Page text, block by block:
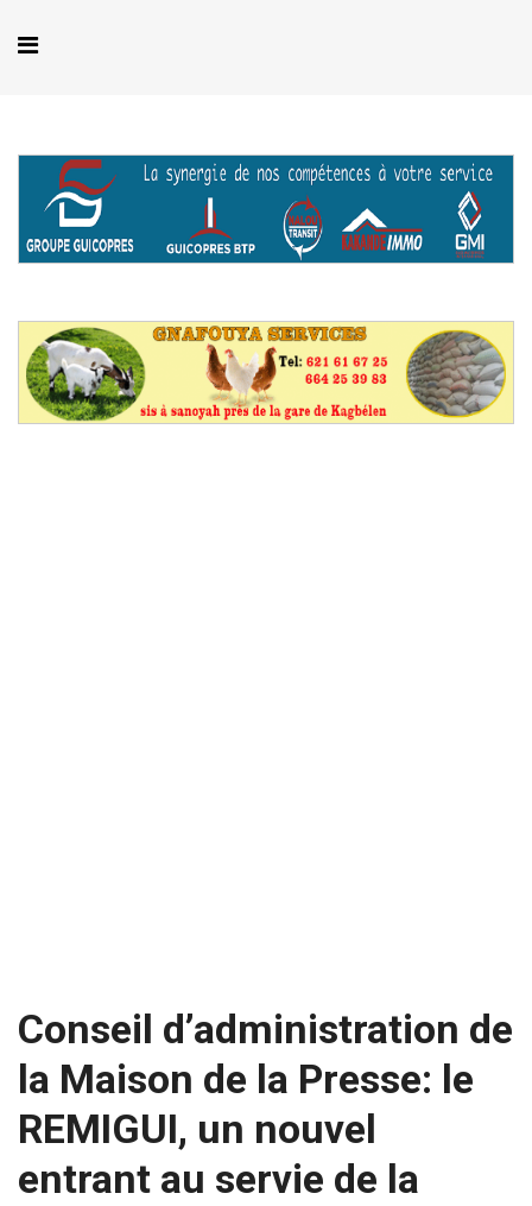
Conseil d’administration de
la Maison de la Presse: le
REMIGUI, un nouvel
entrant au servie de la